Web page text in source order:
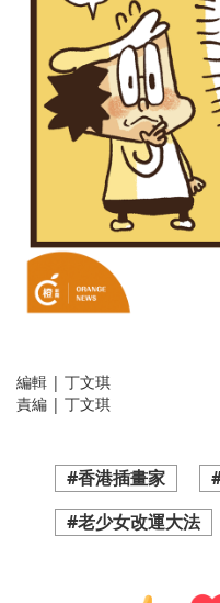
編輯 | 丁文琪
責編 | 丁文琪
#香港插畫家
#老少女改運大法